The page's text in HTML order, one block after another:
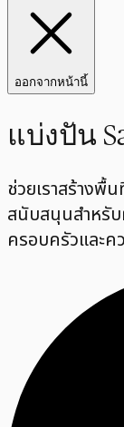
ออกจากหน้านี้
แบ่งปัน
ช่วยเราสร้างพื้
สนับสนุนสำหรับ
ครอบครัวและค